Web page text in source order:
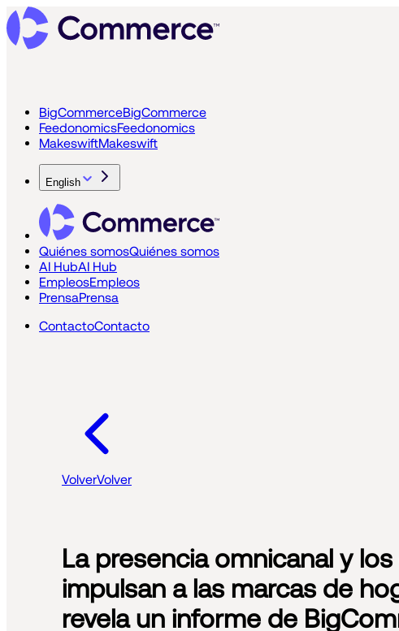
BigCommerceBigCommerce
FeedonomicsFeedonomics
MakeswiftMakeswift
English
Quiénes somosQuiénes somos
AI HubAI Hub
EmpleosEmpleos
PrensaPrensa
ContactoContacto
VolverVolver
La presencia omnicanal y
impulsan a las marcas de
revela un informe de